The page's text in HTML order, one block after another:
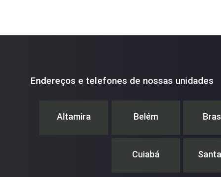
Endereços e telefones de nossas unidades
Altamira Belém
Cuiabá